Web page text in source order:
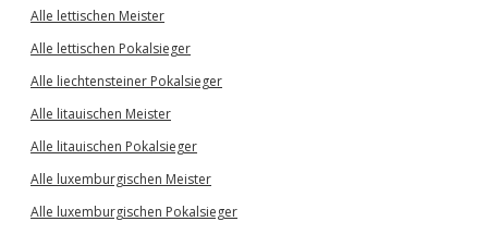
Alle lettischen Meister
Alle lettischen Pokalsieger
Alle liechtensteiner Pokalsieger
Alle litauischen Meister
Alle litauischen Pokalsieger
Alle luxemburgischen Meister
Alle luxemburgischen Pokalsieger